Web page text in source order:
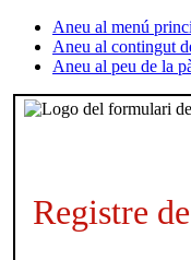
Aneu al menú
Aneu al contingut
Aneu al peu de la
Registre